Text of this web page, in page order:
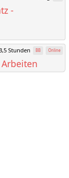
-
Stunden BB Online